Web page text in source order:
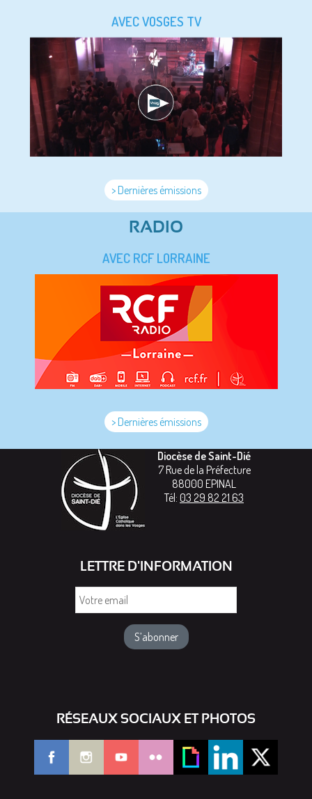
AVEC VOSGES TV
> Dernières émissions
RADIO
AVEC RCF LORRAINE
> Dernières émissions
Diocèse de Saint-Dié
7 Rue de la Préfecture
88000 EPINAL
Tél: 03 29 82 21 63
LETTRE D'INFORMATION
RÉSEAUX SOCIAUX ET PHOTOS